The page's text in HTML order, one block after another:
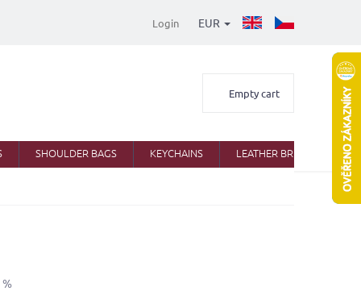
EUR
Login
Shopping
Empty cart
SHOULDER BAGS KEYCHAINS LEATHER BRIEFCASES
%